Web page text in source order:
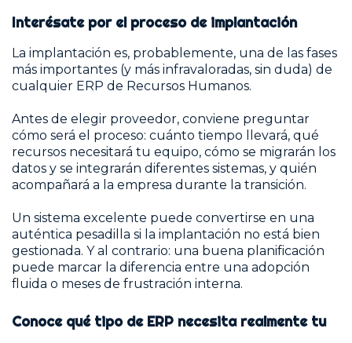
Interésate por el proceso de implantación
La implantación es, probablemente, una de las fases
más importantes (y más infravaloradas, sin duda) de
cualquier ERP de Recursos Humanos.
Antes de elegir proveedor, conviene preguntar
cómo será el proceso: cuánto tiempo llevará, qué
recursos necesitará tu equipo, cómo se migrarán los
datos y se integrarán diferentes sistemas, y quién
acompañará a la empresa durante la transición.
Un sistema excelente puede convertirse en una
auténtica pesadilla si la implantación no está bien
gestionada. Y al contrario: una buena planificación
puede marcar la diferencia entre una adopción
fluida o meses de frustración interna.
Conoce qué tipo de ERP necesita realmente tu